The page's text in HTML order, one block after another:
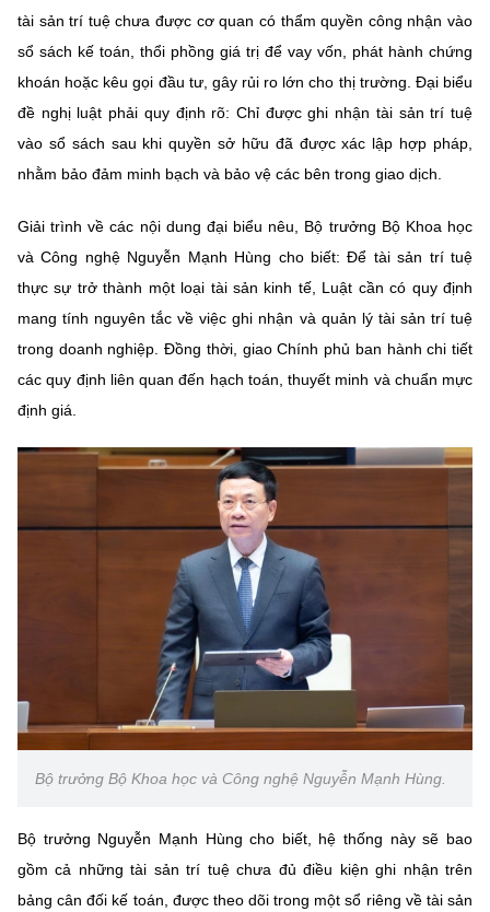
tài sản trí tuệ chưa được cơ quan có thẩm quyền công nhận vào
sổ sách kế toán, thổi phồng giá trị để vay vốn, phát hành chứng
khoán hoặc kêu gọi đầu tư, gây rủi ro lớn cho thị trường. Đại biểu
đề nghị luật phải quy định rõ: Chỉ được ghi nhận tài sản trí tuệ
vào sổ sách sau khi quyền sở hữu đã được xác lập hợp pháp,
nhằm bảo đảm minh bạch và bảo vệ các bên trong giao dịch.
Giải trình về các nội dung đại biểu nêu, Bộ trưởng Bộ Khoa học
và Công nghệ Nguyễn Mạnh Hùng cho biết: Để tài sản trí tuệ
thực sự trở thành một loại tài sản kinh tế, Luật cần có quy định
mang tính nguyên tắc về việc ghi nhận và quản lý tài sản trí tuệ
trong doanh nghiệp. Đồng thời, giao Chính phủ ban hành chi tiết
các quy định liên quan đến hạch toán, thuyết minh và chuẩn mực
định giá.
Bộ trưởng Bộ Khoa học và Công nghệ Nguyễn Mạnh Hùng.
Bộ trưởng Nguyễn Mạnh Hùng cho biết, hệ thống này sẽ bao
gồm cả những tài sản trí tuệ chưa đủ điều kiện ghi nhận trên
bảng cân đối kế toán, được theo dõi trong một sổ riêng về tài sản